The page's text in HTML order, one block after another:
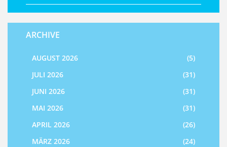
ARCHIVE
AUGUST 2026
(5)
JULI 2026
(31)
JUNI 2026
(31)
MAI 2026
(31)
APRIL 2026
(26)
MÄRZ 2026
(24)